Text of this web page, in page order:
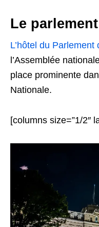
Le
L’hôtel du Parlement
l’Assemblée
place prominente
Nationale.
[columns size=”1/2″